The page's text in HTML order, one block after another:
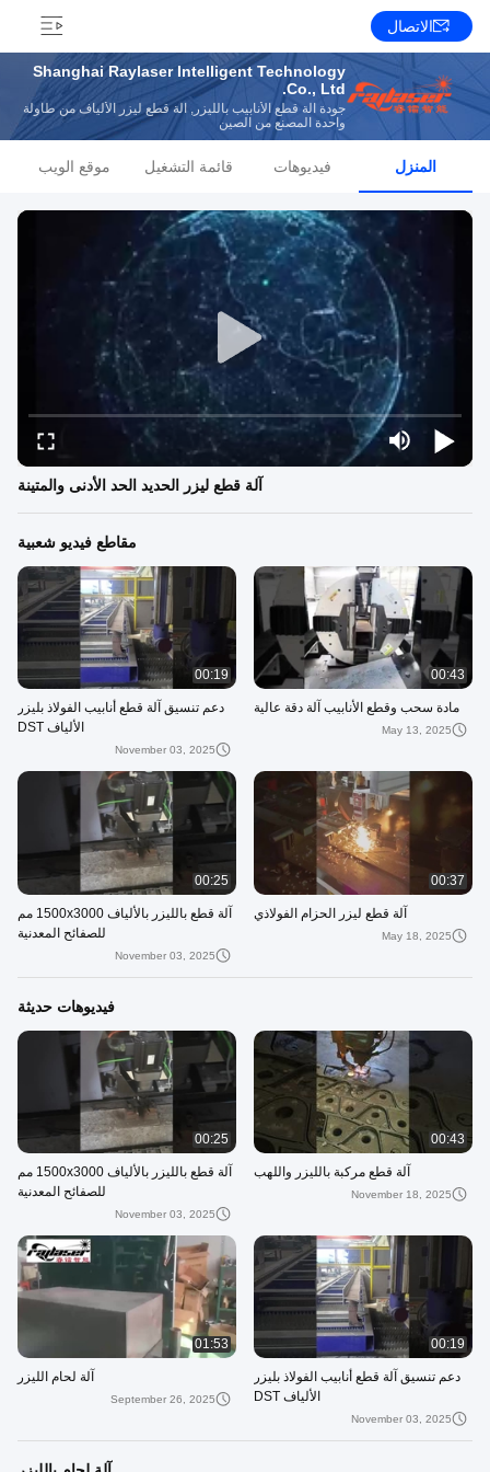
الاتصال
Shanghai Raylaser Intelligent Technology
Co., Ltd.
جودة آلة قطع الأنابيب بالليزر, آلة قطع ليزر الألياف من طاولة
واحدة المصنع من الصين
المنزل فيديوهات قائمة التشغيل موقع الويب
آلة قطع ليزر الحديد الحد الأدنى والمتينة
مقاطع فيديو شعبية
00:43
مادة سحب وقطع الأنابيب آلة دقة عالية
May 13, 2025
00:19
دعم تنسيق آلة قطع أنابيب الفولاذ بليزر
الألياف DST
November 03, 2025
00:37
آلة قطع ليزر الحزام الفولاذي
May 18, 2025
00:25
آلة قطع بالليزر بالألياف 1500x3000 مم
للصفائح المعدنية
November 03, 2025
فيديوهات حديثة
00:43
آلة قطع مركبة بالليزر واللهب
November 18, 2025
00:25
آلة قطع بالليزر بالألياف 1500x3000 مم
للصفائح المعدنية
November 03, 2025
00:19
دعم تنسيق آلة قطع أنابيب الفولاذ بليزر
الألياف DST
November 03, 2025
01:53
آلة لحام الليزر
September 26, 2025